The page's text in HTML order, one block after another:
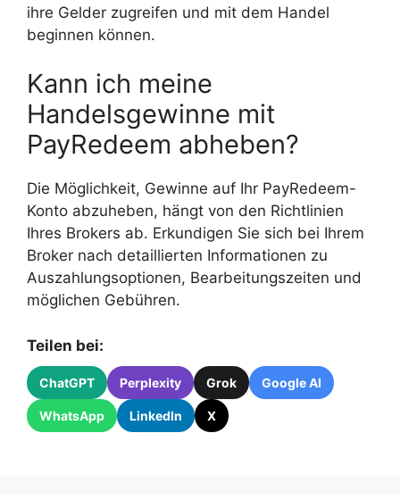
ihre Gelder zugreifen und mit dem Handel
beginnen können.
Kann ich meine
Handelsgewinne mit
PayRedeem abheben?
Die Möglichkeit, Gewinne auf Ihr PayRedeem-
Konto abzuheben, hängt von den Richtlinien
Ihres Brokers ab. Erkundigen Sie sich bei Ihrem
Broker nach detaillierten Informationen zu
Auszahlungsoptionen, Bearbeitungszeiten und
möglichen Gebühren.
Teilen bei:
ChatGPT Perplexity Grok Google AI
WhatsApp LinkedIn X